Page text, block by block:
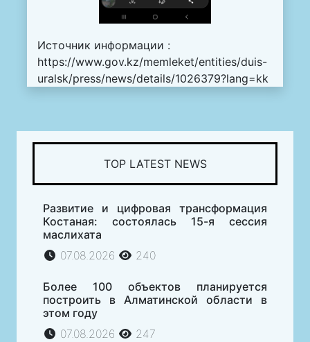
Источник информации :
https://www.gov.kz/memleket/entities/duis-
uralsk/press/news/details/1026379?lang=kk
TOP LATEST NEWS
Развитие и цифровая трансформация
Костаная: состоялась 15-я сессия
маслихата
07.08.2026
240
Более 100 объектов планируется
построить в Алматинской области в
этом году
07.08.2026
247